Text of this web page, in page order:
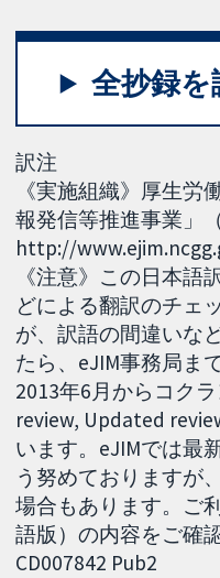
全抄録を
訳注
《実施組織》厚生労
報発信等推進事業」
http://
《注意》この日本語
どによる翻訳のチェ
が、訳語の間違いな
たら、eJIM事務局ま
2013年6月からコク
review, Updated
います。eJIMでは最
う努めておりますが
場合もあります。ご
語版）の内容をご確
CD007842 Pub2